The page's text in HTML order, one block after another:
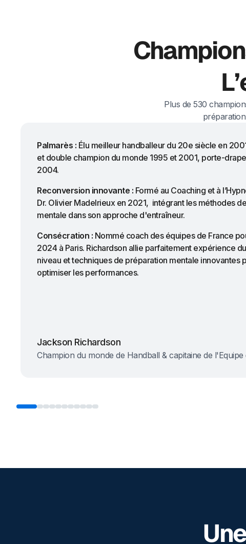
Plus de 530
Palmarès : Élu meilleur handballeur du 20e siècle en
et double champion du monde 1995 et 2001, porte-
2004.
Reconversion innovante : Formé au Coaching et à
Dr. Olivier Madelrieux en 2021, intégrant les méthodes
mentale dans son approche d'entraîneur.
Consécration : Nommé coach des équipes de France
2024 à Paris. Richardson allie parfaitement expérience
niveau et techniques de préparation mentale innovantes
optimiser les performances.
Jackson Richardson
Champion du monde de Handball & capitaine de l'Equipe